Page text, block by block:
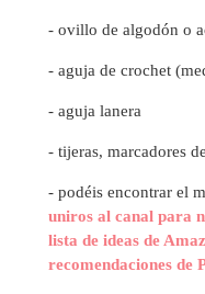
- ovillo de algodón o
- aguja de crochet
- aguja lanera
- tijeras, marcadores
- podéis encontrar el
uniros al canal para
lista de ideas de
recomendaciones de